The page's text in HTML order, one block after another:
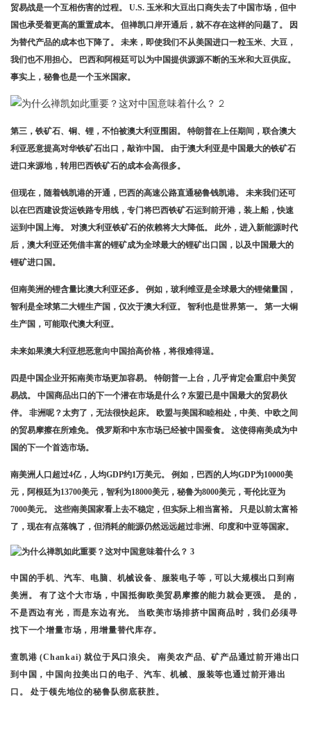
贸易战是一个互相伤害的过程。 U.S. 玉米和大豆出口商失去了中国市场，但中
国也承受着更高的重置成本。 但禅凯口岸开通后，就不存在这样的问题了。 因
为替代产品的成本也下降了。 未来，即使我们不从美国进口一粒玉米、大豆，
我们也不用担心。 巴西和阿根廷可以为中国提供源源不断的玉米和大豆供应。
事实上，秘鲁也是一个玉米国家。
第三，铁矿石、铜、锂，不怕被澳大利亚围困。 特朗普在上任期间，联合澳大
利亚恶意提高对华铁矿石出口，敲诈中国。 由于澳大利亚是中国最大的铁矿石
进口来源地，转用巴西铁矿石的成本会高很多。
但现在，随着钱凯港的开通，巴西的高速公路直通秘鲁钱凯港。 未来我们还可
以在巴西建设货运铁路专用线，专门将巴西铁矿石运到前开港，装上船，快速
运到中国上海。 对澳大利亚铁矿石的依赖将大大降低。 此外，进入新能源时代
后，澳大利亚还凭借丰富的锂矿成为全球最大的锂矿出口国，以及中国最大的
锂矿进口国。
但南美洲的锂含量比澳大利亚还多。 例如，玻利维亚是全球最大的锂储量国，
智利是全球第二大锂生产国，仅次于澳大利亚。 智利也是世界第一。 第一大铜
生产国，可能取代澳大利亚。
未来如果澳大利亚想恶意向中国抬高价格，将很难得逞。
四是中国企业开拓南美市场更加容易。 特朗普一上台，几乎肯定会重启中美贸
易战。 中国商品出口的下一个潜在市场是什么？东盟已是中国最大的贸易伙
伴。 非洲呢？太穷了，无法很快起床。 欧盟与美国和睦相处，中美、中欧之间
的贸易摩擦在所难免。 俄罗斯和中东市场已经被中国蚕食。 这使得南美成为中
国的下一个首选市场。
南美洲人口超过4亿，人均GDP约1万美元。 例如，巴西的人均GDP为10000美
元，阿根廷为13700美元，智利为18000美元，秘鲁为8000美元，哥伦比亚为
7000美元。 这些南美国家看上去不稳定，但实际上相当富裕。 只是以前太富裕
了，现在有点落魄了，但消耗的能源仍然远远超过非洲、印度和中亚等国家。
中国的手机、汽车、电脑、机械设备、服装电子等，可以大规模出口到南
美洲。 有了这个大市场，中国抵御欧美贸易摩擦的能力就会更强。 是的，
不是西边有光，而是东边有光。 当欧美市场排挤中国商品时，我们必须寻
找下一个增量市场，用增量替代库存。
查凯港 (Chankai) 就位于风口浪尖。 南美农产品、矿产品通过前开港出口
到中国，中国向拉美出口的电子、汽车、机械、服装等也通过前开港出
口。 处于领先地位的秘鲁队彻底获胜。